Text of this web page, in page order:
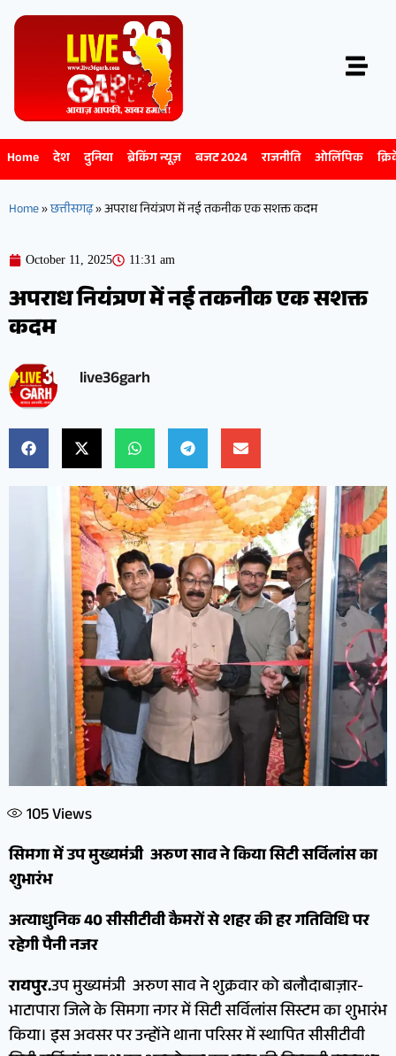
Home देश दुनिया ब्रेकिंग न्यूज़ बजट 2024 राजनीति ओलिंपिक
Home»छत्तीसगढ़»अपराध नियंत्रण में नई तकनीक एक सशक्त कदम
October 11, 2025 11:31 am
अपराध नियंत्रण में नई तकनीक एक सशक्त
कदम
live36garh
105Views
सिमगा में उप मुख्यमंत्री अरुण साव ने किया सिटी सर्विलांस का
शुभारंभ
अत्याधुनिक 40 सीसीटीवी कैमरों से शहर की हर गतिविधि पर
रहेगी पैनी नजर
रायपुर.उप मुख्यमंत्री अरुण साव ने शुक्रवार को बलौदाबाज़ार-
भाटापारा जिले के सिमगा नगर में सिटी सर्विलांस सिस्टम का शुभारंभ
किया। इस अवसर पर उन्होंने थाना परिसर में स्थापित सीसीटीवी